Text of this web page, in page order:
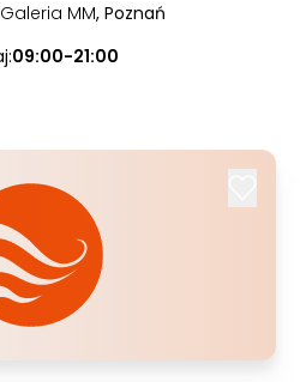
| Galeria MM, Poznań
09:00-21:00